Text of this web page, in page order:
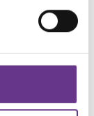
over de